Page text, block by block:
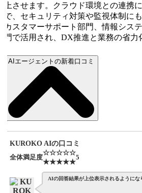
させます。クラウド環境との連携に
、セキュリティ対策や監視体制にも
スタマーサポート部門、情報システ
で活用され、DX推進と業務の省力化
AIエージェントの新着口コミ
KUROKO AIの口コミ
全体満足度
☆☆☆☆☆
★★★★★
5
AIの回答結果が上位表示されるようになり...